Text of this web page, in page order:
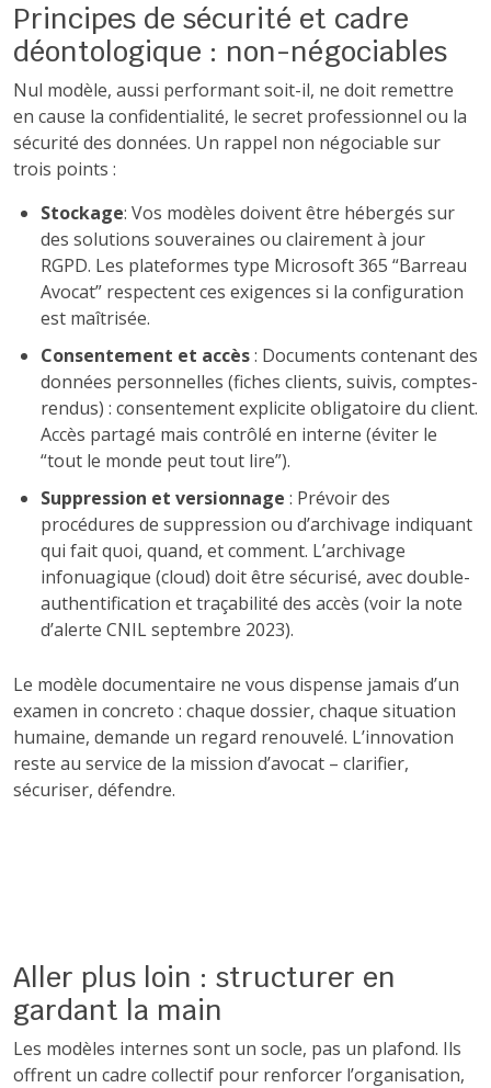
Principes de sécurité et cadre
déontologique : non-négociables
Nul modèle, aussi performant soit-il, ne doit remettre
en cause la confidentialité, le secret professionnel ou la
sécurité des données. Un rappel non négociable sur
trois points :
Stockage: Vos modèles doivent être hébergés sur
des solutions souveraines ou clairement à jour
RGPD. Les plateformes type Microsoft 365 “Barreau
Avocat” respectent ces exigences si la configuration
est maîtrisée.
Consentement et accès: Documents contenant des
données personnelles (fiches clients, suivis, comptes-
rendus) : consentement explicite obligatoire du client.
Accès partagé mais contrôlé en interne (éviter le
“tout le monde peut tout lire”).
Suppression et versionnage : Prévoir des
procédures de suppression ou d’archivage indiquant
qui fait quoi, quand, et comment. L’archivage
infonuagique (cloud) doit être sécurisé, avec double-
authentification et traçabilité des accès (voir la note
d’alerte CNIL septembre 2023).
Le modèle documentaire ne vous dispense jamais d’un
examen in concreto : chaque dossier, chaque situation
humaine, demande un regard renouvelé. L’innovation
reste au service de la mission d’avocat – clarifier,
sécuriser, défendre.
Aller plus loin : structurer en
gardant la main
Les modèles internes sont un socle, pas un plafond. Ils
offrent un cadre collectif pour renforcer l’organisation,